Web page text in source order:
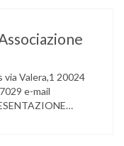
via Valera,1 20024
e-mail